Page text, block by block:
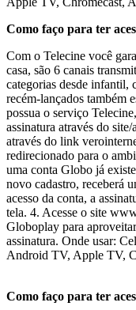
Como faço para ter
Com o Telecine você
casa, são 6 canais
categorias desde infantil,
recém-lançados também
possua o serviço
assinatura através do
através do link
redirecionado para o
uma conta Globo já
novo cadastro, receberá
acesso da conta, a
tela. 4. Acesse o site
Globoplay para
assinatura. Onde usar:
Android TV, Apple TV,
Como faço para ter